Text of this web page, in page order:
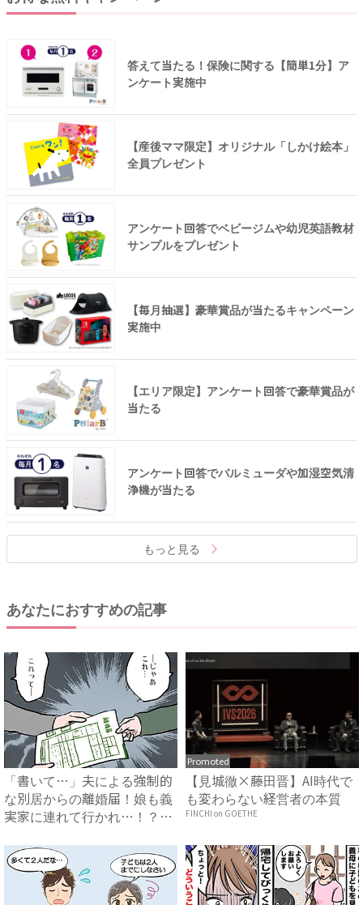
答えて当たる！保険に関する【簡単1分】ア
ンケート実施中
【産後ママ限定】オリジナル「しかけ絵本」
全員プレゼント
アンケート回答でベビージムや幼児英語教材
サンプルをプレゼント
【毎月抽選】豪華賞品が当たるキャンペーン
実施中
【エリア限定】アンケート回答で豪華賞品が
当たる
アンケート回答でバルミューダや加湿空気清
浄機が当たる
もっと見る
あなたにおすすめの記事
「書いて…」夫による強制的
な別居からの離婚届！娘も義
実家に連れて行かれ…！？
Promoted
【見城徹×藤田晋】AI時代で
も変わらない経営者の本質
FINCHI on GOETHE